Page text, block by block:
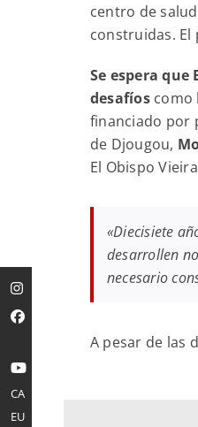
centro de
construidas. El
Se espera
desafíoscomo
financiado por
de Djougou,
El Obispo
«Diecisiete
desarrollen
necesario
A pesar de las
CA
EU